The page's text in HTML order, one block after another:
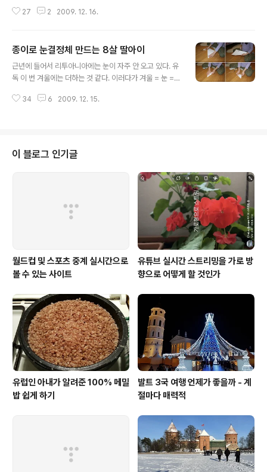
요가일래는 정성스럽게 편지봉투에 받을 사람 주소에 우리
고 보내는 방법을 배운다고 했다. 요즈음 같은 인터넷 시대
에 이메일로 크리스마스 카드를 보내는 법을 가르치는 것
이 더 어울릴 것 같은데 옛날 방법을 가르치는 것이 다소 어
십장, 많게는 수백장의 카드를 구입해 직접 만년필로 축하
27 2 2009. 12. 16.
종이로 눈결정체 만드는 8살 딸아이
근년에 들어서 리투아니아에는 눈이 자주 안 오고 있다. 유
독 이 번 겨울에는 더하는 것 같다. 이러다가 겨울 = 눈 =
지 한다. 어제 모처럼 눈이 내렸다. 밟으면 정겨운 뽀드득
만들겠다고 했다. 어제 눈이 내린 데서 얻은 발상인 것 같았
다. 그리고 혹시 한국에 있는 또래 아이들이 궁금할 수도 있
으니 아빠가 촬영해서 블로그에 올리라고 까지 했다. "한국
어린이들도 다 알고 있을 거야"라고 주저하는 데, 딸아이는
그래도 한번 올려보라고 재촉했다. 그래서 요가일래가 종
이로 눈결정체 만드는..
34 6 2009. 12. 15.
이 블로그 인기글
월드컵 및 스포츠 중계 실시간으로
볼 수 있는 사이트
유튜브 실시간 스트리밍을 가로 방
향으로 어떻게 할 것인가
유럽인 아내가 알려준 100% 메밀
밥 쉽게 하기
발트 3국 여행 언제가 좋을까 - 계
절마다 매력적